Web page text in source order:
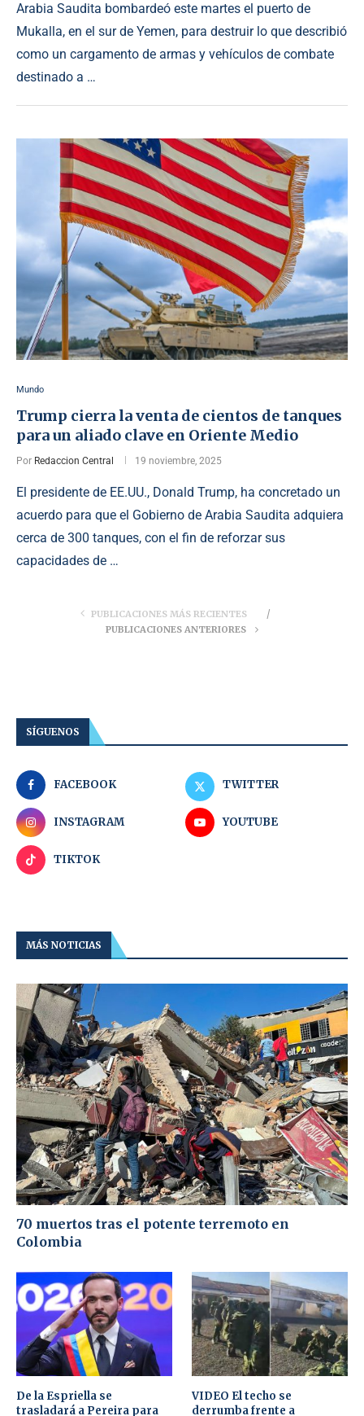
Arabia Saudita bombardeó este martes el puerto de
Mukalla, en el sur de Yemen, para destruir lo que describió
como un cargamento de armas y vehículos de combate
destinado a …
Mundo
Trump cierra la venta de cientos de tanques
para un aliado clave en Oriente Medio
Por Redaccion Central 19 noviembre, 2025
El presidente de EE.UU., Donald Trump, ha concretado un
acuerdo para que el Gobierno de Arabia Saudita adquiera
cerca de 300 tanques, con el fin de reforzar sus
capacidades de …
PUBLICACIONES MÁS RECIENTES
PUBLICACIONES ANTERIORES
SÍGUENOS
FACEBOOK TWITTER
INSTAGRAM YOUTUBE
TIKTOK
MÁS NOTICIAS
70 muertos tras el potente terremoto en
Colombia
De la Espriella se
trasladará a Pereira para
VIDEO El techo se
derrumba frente a